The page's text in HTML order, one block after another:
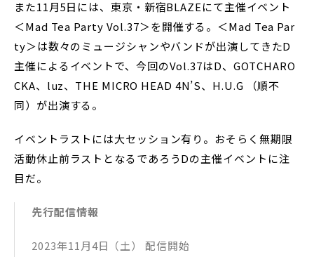
また11月5日には、東京・新宿BLAZEにて主催イベント
＜Mad Tea Party Vol.37＞を開催する。＜Mad Tea Par
ty＞は数々のミュージシャンやバンドが出演してきたD
主催によるイベントで、今回のVol.37はD、GOTCHARO
CKA、luz、THE MICRO HEAD 4N’S、H.U.G （順不
同）が出演する。
イベントラストには大セッション有り。おそらく無期限
活動休止前ラストとなるであろうDの主催イベントに注
目だ。
先行配信情報
2023年11月4日（土） 配信開始